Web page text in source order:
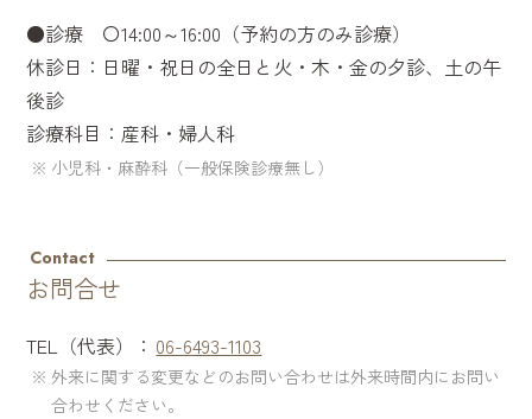
●診療 〇14:00～16:00（予約の方のみ診療）
休診日：日曜・祝日の全日と火・木・金の夕診、土の午
後診
診療科目：産科・婦人科
小児科・麻酔科（一般保険診療無し）
Contact
お問合せ
TEL（代表）： 06-6493-1103
外来に関する変更などのお問い合わせは外来時間内にお問い
合わせください。